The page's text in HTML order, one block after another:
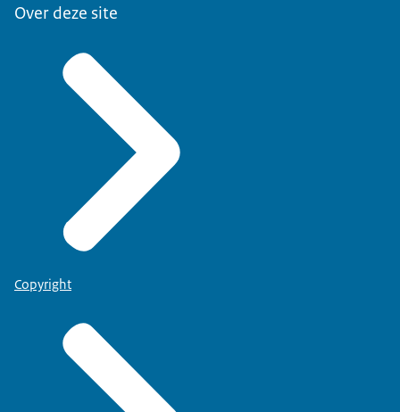
Over deze site
Copyright